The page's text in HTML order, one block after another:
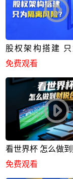
股权架构搭建
险？
免费观看
看世界杯 怎么做
免费观看